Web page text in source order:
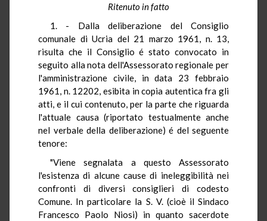
Ritenuto in fatto
1. - Dalla deliberazione del Consiglio
comunale di Ucria del 21 marzo 1961, n. 13,
risulta che il Consiglio é stato convocato in
seguito alla nota dell'Assessorato regionale per
l'amministrazione civile, in data 23 febbraio
1961, n. 12202, esibita in copia autentica fra gli
atti, e il cui contenuto, per la parte che riguarda
l'attuale causa (riportato testualmente anche
nel verbale della deliberazione) é del seguente
tenore:
"Viene segnalata a questo Assessorato
l'esistenza di alcune cause di ineleggibilità nei
confronti di diversi consiglieri di codesto
Comune. In particolare la S. V. (cioè il Sindaco
Francesco Paolo Niosi) in quanto sacerdote